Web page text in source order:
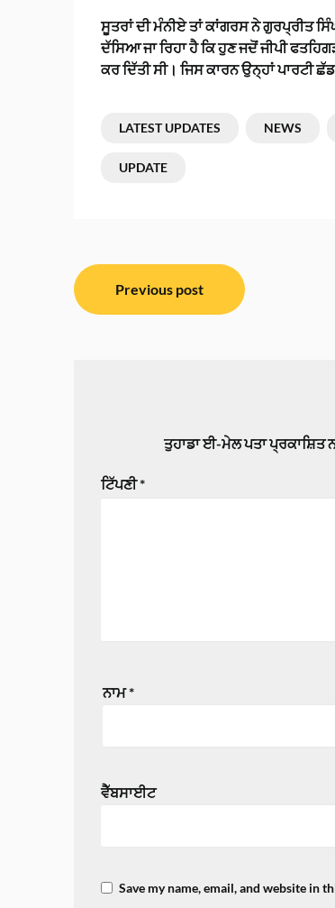
ਸੂਤਰਾਂ ਦੀ ਮੰਨੀਏ ਤਾਂ ਕਾਂਗਰਸ ਨੇ ਗੁਰਪ੍ਰੀਤ
ਦੱਸਿਆ ਜਾ ਰਿਹਾ ਹੈ ਕਿ ਹੁਣ ਜਦੋਂ ਜੀਪੀ
ਕਰ ਦਿੱਤੀ ਸੀ। ਜਿਸ ਕਾਰਨ ਉਨ੍ਹਾਂ ਪਾਰਟੀ ਛੱਡ
LATEST UPDATES NEWS
UPDATE
ਸੰਪਾਦਨਾ
ਨੈਵੀਗੇਸ਼ਨ
Previous post
ਤੁਹਾਡਾ ਈ-ਮੇਲ ਪਤਾ ਪ੍ਰਕਾਸ਼ਿਤ
ਟਿੱਪਣੀ*
ਨਾਮ*
ਵੈੱਬਸਾਈਟ
Save my name, email, and website in